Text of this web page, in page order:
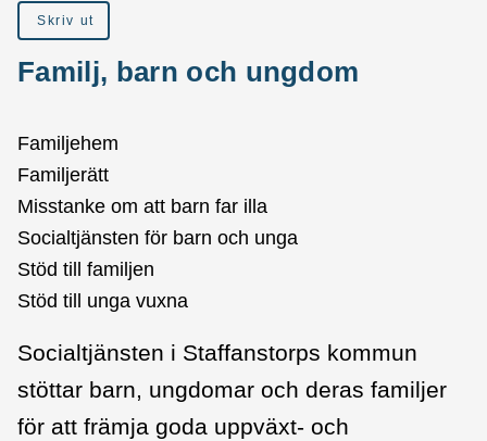
Skriv ut
Familj, barn och ungdom
Familjehem
Familjerätt
Misstanke om att barn far illa
Socialtjänsten för barn och unga
Stöd till familjen
Stöd till unga vuxna
Socialtjänsten i Staffanstorps kommun
stöttar barn, ungdomar och deras familjer
för att främja goda uppväxt- och